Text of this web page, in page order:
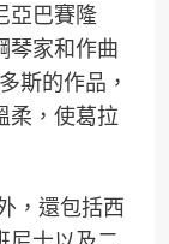
亞巴賽隆
琴家和作曲
斯的作品，
柔，使葛拉
，還包括西